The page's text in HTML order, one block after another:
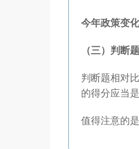
今年政策变
（三）判断
判断题相对
的得分应当
值得注意的